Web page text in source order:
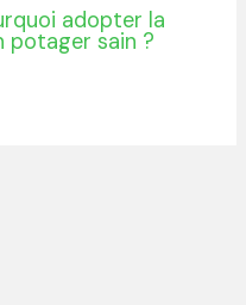
adopter la
potager sain ?